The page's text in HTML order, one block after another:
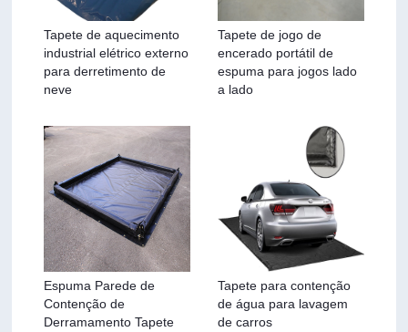
Tapete de aquecimento
industrial elétrico externo
para derretimento de
neve
Tapete de jogo de
encerado portátil de
espuma para jogos lado
a lado
Espuma Parede de
Contenção de
Derramamento Tapete
Tapete para contenção
de água para lavagem
de carros